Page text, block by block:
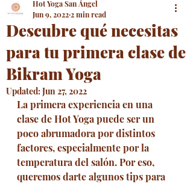
Descubre qué necesitas
para tu primera clase de
Bikram Yoga
Hot Yoga San Ángel
Jun 9, 20222 min read
Updated:Jun 27, 2022
La primera experiencia en una
clase de Hot Yoga puede ser un
poco abrumadora por distintos
factores, especialmente por la
temperatura del salón. Por eso,
queremos darte algunos tips para